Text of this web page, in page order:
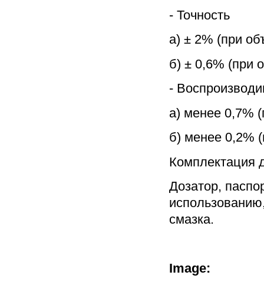
- Точность
а) ± 2% (при
б) ± 0,6% (при
-
а) менее 0,7%
б) менее 0,2%
Комплектация
Дозатор,
смазка.
Image: